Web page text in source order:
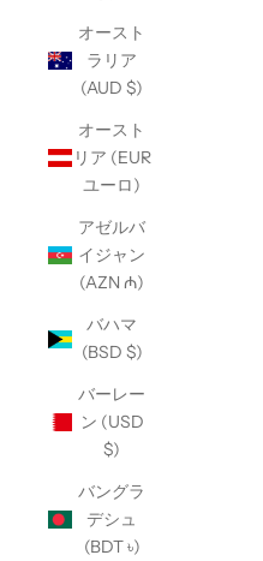
オースト
ラリア
(AUD $)
オースト
リア (EUR
ユーロ)
アゼルバ
イジャン
(AZN ₼)
バハマ
(BSD $)
バーレー
ン (USD
$)
バングラ
デシュ
(BDT ৳)